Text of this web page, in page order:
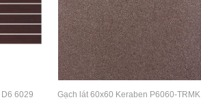
6029
Gạch lát 60x60 Keraben P6060-TRMK